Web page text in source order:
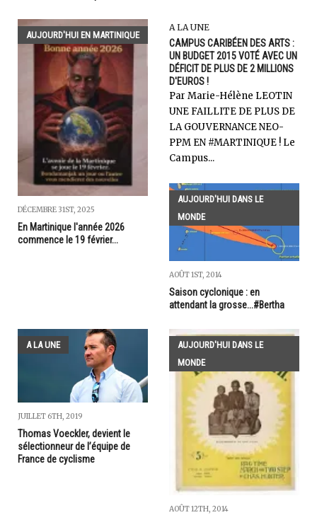
AUJOURD'HUI EN MARTINIQUE
DÉCEMBRE 31ST, 2025
En Martinique l'année 2026
commence le 19 février...
A LA UNE
CAMPUS CARIBÉEN DES ARTS :
UN BUDGET 2015 VOTÉ AVEC UN
DÉFICIT DE PLUS DE 2 MILLIONS
D'EUROS !
Par Marie-Hélène LEOTIN
UNE FAILLITE DE PLUS DE
LA GOUVERNANCE NEO-
PPM EN #MARTINIQUE ! Le
Campus...
AUJOURD'HUI DANS LE
MONDE
AOÛT 1ST, 2014
Saison cyclonique : en
attendant la grosse...#Bertha
A LA UNE
JUILLET 6TH, 2019
Thomas Voeckler, devient le
sélectionneur de l’équipe de
France de cyclisme
AUJOURD'HUI DANS LE
MONDE
AOÛT 12TH, 2014